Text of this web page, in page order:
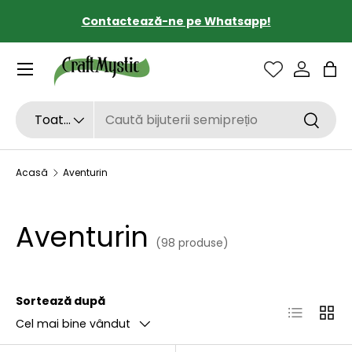
SARI LA CONȚINUT
Transport gratuit de la 190 lei
Căutare
Tipul de produs
Toate
Sac
Acasă Aventurin
Aventurin (98 produse)
Sortează după
Cel mai bine vândut
Listă Grilă